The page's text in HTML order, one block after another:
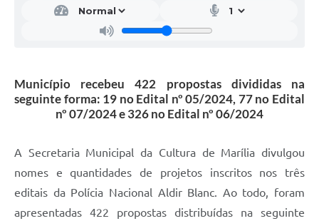
Município recebeu 422 propostas divididas na
seguinte forma: 19 no Edital nº 05/2024, 77 no Edital
nº 07/2024 e 326 no Edital nº 06/2024
A Secretaria Municipal da Cultura de Marília divulgou
nomes e quantidades de projetos inscritos nos três
editais da Polícia Nacional Aldir Blanc. Ao todo, foram
apresentadas 422 propostas distribuídas na seguinte